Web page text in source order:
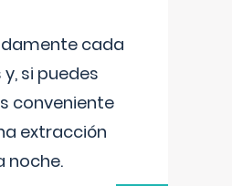
cada
si puedes
conveniente
extracción
noche.